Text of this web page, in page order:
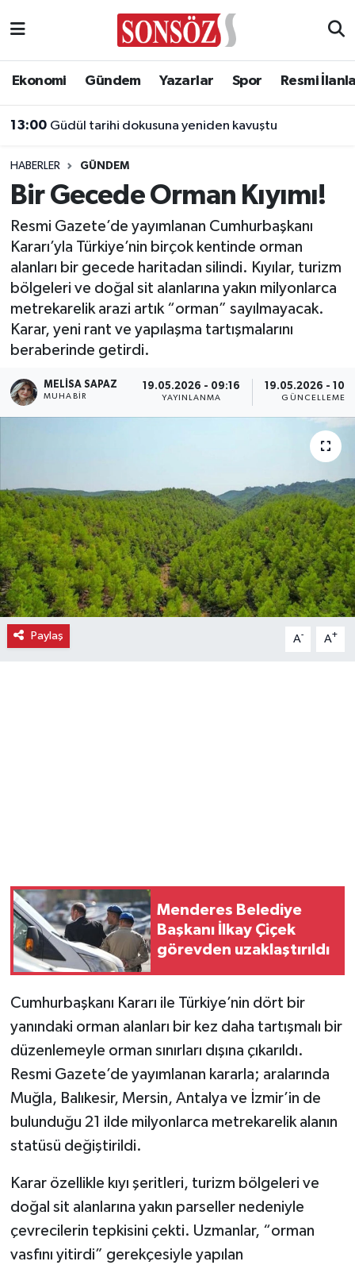
Ekonomi Gündem Yazarlar Spor Resmi
13:00 Güdül tarihi dokusuna yeniden kavuştu
HABERLER GÜNDEM
Bir Gecede Orman Kıyımı!
Resmi Gazete’de yayımlanan Cumhurbaşkanı
Kararı’yla Türkiye’nin birçok kentinde orman
alanları bir gecede haritadan silindi. Kıyılar, turizm
bölgeleri ve doğal sit alanlarına yakın milyonlarca
metrekarelik arazi artık “orman” sayılmayacak.
Karar, yeni rant ve yapılaşma tartışmalarını
beraberinde getirdi.
MELISA SAPAZ
MUHABIR
19.05.2026 - 09:16
YAYINLANMA
19.05.2026 -
GÜNCELLEME
Paylaş A- A+
Menderes Belediye
Başkanı İlkay Çiçek
görevden uzaklaştırıldı
Cumhurbaşkanı Kararı ile Türkiye’nin dört bir
yanındaki orman alanları bir kez daha tartışmalı bir
düzenlemeyle orman sınırları dışına çıkarıldı.
Resmi Gazete’de yayımlanan kararla; aralarında
Muğla, Balıkesir, Mersin, Antalya ve İzmir’in de
bulunduğu 21 ilde milyonlarca metrekarelik alanın
statüsü değiştirildi.
Karar özellikle kıyı şeritleri, turizm bölgeleri ve
doğal sit alanlarına yakın parseller nedeniyle
çevrecilerin tepkisini çekti. Uzmanlar, “orman
vasfını yitirdi” gerekçesiyle yapılan
Asayiş
Biyografi
Çevre
Diğer
Dünya
Eğitim
Ekonomi
Gündem
Gurme
Haber
İlçe Haberleri
Siyaset
Sokak Hayvanlarını Sahiplendirme
Spor
Vasıta
Yaşam
Ankara Nöbetçi Eczaneler
Ankara Trafik Yoğunluk Haritası
Süper Lig Puan Durumu ve Fikstür
Tüm Manşetler
Son Dakika Haberleri
Haber Arşivi